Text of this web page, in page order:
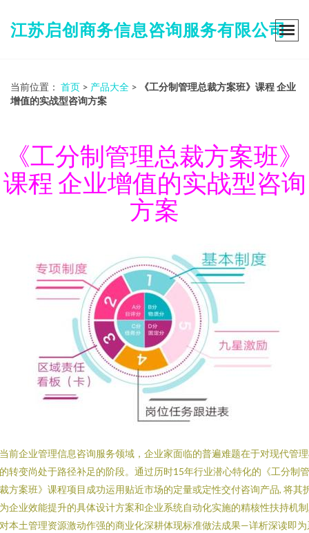
江苏启创商务信息咨询服务有限公司
当前位置： 首页 > 产品大全 >
《工分制管理总裁方案班》课程 企业
增值的实战型咨询方案
《工分制管理总裁方案班》
课程 企业增值的实战型咨询
方案
前企业管理信息咨询服务领域，企业家面临的普遍难题在于对现代管
转变尚处于路径补足的阶段。通过历时15年行业潜心特化的《工分制
方案班》课程项目成功运用贴近市场的定量或定性交付咨询产品, 将其
企业效能提升的具体设计方案和企业系统自动化实施的精核性扶持机
本土管理资源激动作强的商业化深耕体现标准做法成果—详析深读即为